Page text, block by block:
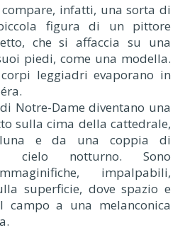
infatti, una sorta di
figura di un pittore
che si affaccia su una
piedi, come una modella.
leggiadri evaporano in
Notre-Dame diventano una
sulla cima della cattedrale,
e da una coppia di
cielo notturno. Sono
impalpabili,
superficie, dove spazio e
campo a una melanconica